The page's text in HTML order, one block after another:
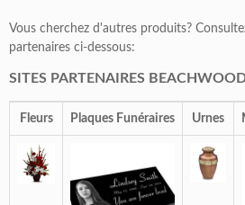
Vous cherchez d'autres produits?
partenaires ci-dessous:
SITES PARTENAIRES
Fleurs Plaques Funéraires Urnes